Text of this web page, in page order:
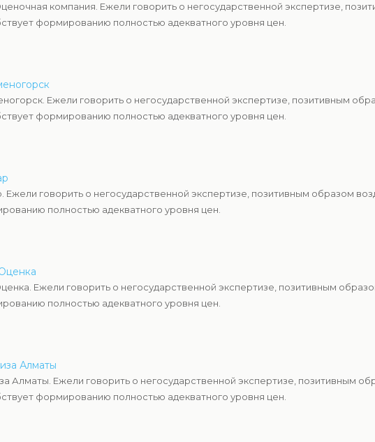
компания. Ежели говорить о негосударственной экспертизе,
формированию полностью адекватного уровня цен.
Ежели говорить о негосударственной экспертизе, позитивным
формированию полностью адекватного уровня цен.
говорить о негосударственной экспертизе, позитивным образом
полностью адекватного уровня цен.
Ежели говорить о негосударственной экспертизе, позитивным
полностью адекватного уровня цен.
Алматы
Алматы. Ежели говорить о негосударственной экспертизе, позитивным
формированию полностью адекватного уровня цен.